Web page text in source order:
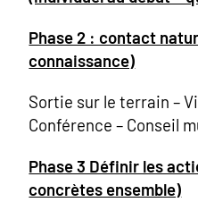
Phase 2 : contact
connaissance)
Sortie sur le terrain –
Conférence – Conseil
Phase 3 Définir les
concrètes ensemble)